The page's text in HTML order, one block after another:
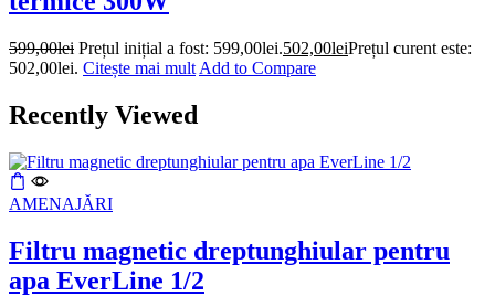
599,00lei Prețul inițial a fost: 599,00lei.502,00leiPrețul curent este:
502,00lei. Citește mai mult Add to Compare
Recently Viewed
AMENAJĂRI
Filtru magnetic dreptunghiular pentru
apa EverLine 1/2